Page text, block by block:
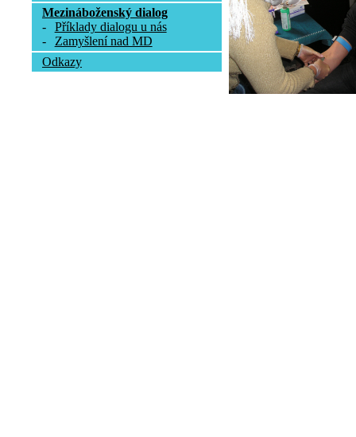
Mezináboženský dialog
-
Příklady dialogu u nás
-
Zamyšlení nad MD
Odkazy